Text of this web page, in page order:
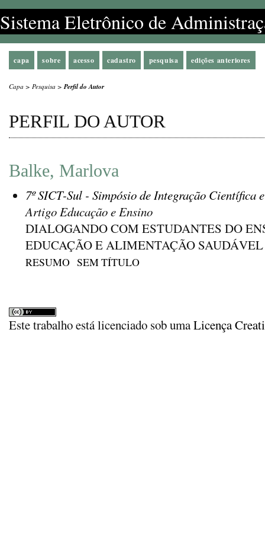
Sistema Eletrônico de
capa sobre acesso cadastro pesquisa edições anteriores
Capa > Pesquisa >Perfil do Autor
PERFIL DO AUTOR
Balke, Marlova
7º SICT-Sul - Simpósio de Integração Científica
Artigo Educação e Ensino
DIALOGANDO COM ESTUDANTES DO
EDUCAÇÃO E ALIMENTAÇÃO SAUDÁVEL
RESUMO SEM TÍTULO
Este trabalho está licenciado sob umaLicença